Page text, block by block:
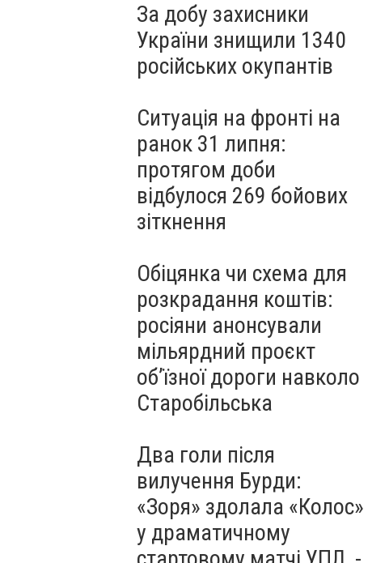
За добу захисники
України знищили 1340
російських окупантів
Ситуація на фронті на
ранок 31 липня:
протягом доби
відбулося 269 бойових
зіткнення
Обіцянка чи схема для
розкрадання коштів:
росіяни анонсували
мільярдний проєкт
об’їзної дороги навколо
Старобільська
Два голи після
вилучення Бурди:
«Зоря» здолала «Колос»
у драматичному